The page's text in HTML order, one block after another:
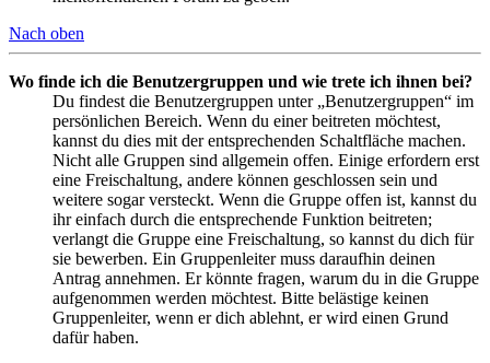
Nach oben
Wo finde ich die Benutzergruppen und wie trete ich ihnen bei?
Du findest die Benutzergruppen unter „Benutzergruppen“ im
persönlichen Bereich. Wenn du einer beitreten möchtest,
kannst du dies mit der entsprechenden Schaltfläche machen.
Nicht alle Gruppen sind allgemein offen. Einige erfordern erst
eine Freischaltung, andere können geschlossen sein und
weitere sogar versteckt. Wenn die Gruppe offen ist, kannst du
ihr einfach durch die entsprechende Funktion beitreten;
verlangt die Gruppe eine Freischaltung, so kannst du dich für
sie bewerben. Ein Gruppenleiter muss daraufhin deinen
Antrag annehmen. Er könnte fragen, warum du in die Gruppe
aufgenommen werden möchtest. Bitte belästige keinen
Gruppenleiter, wenn er dich ablehnt, er wird einen Grund
dafür haben.